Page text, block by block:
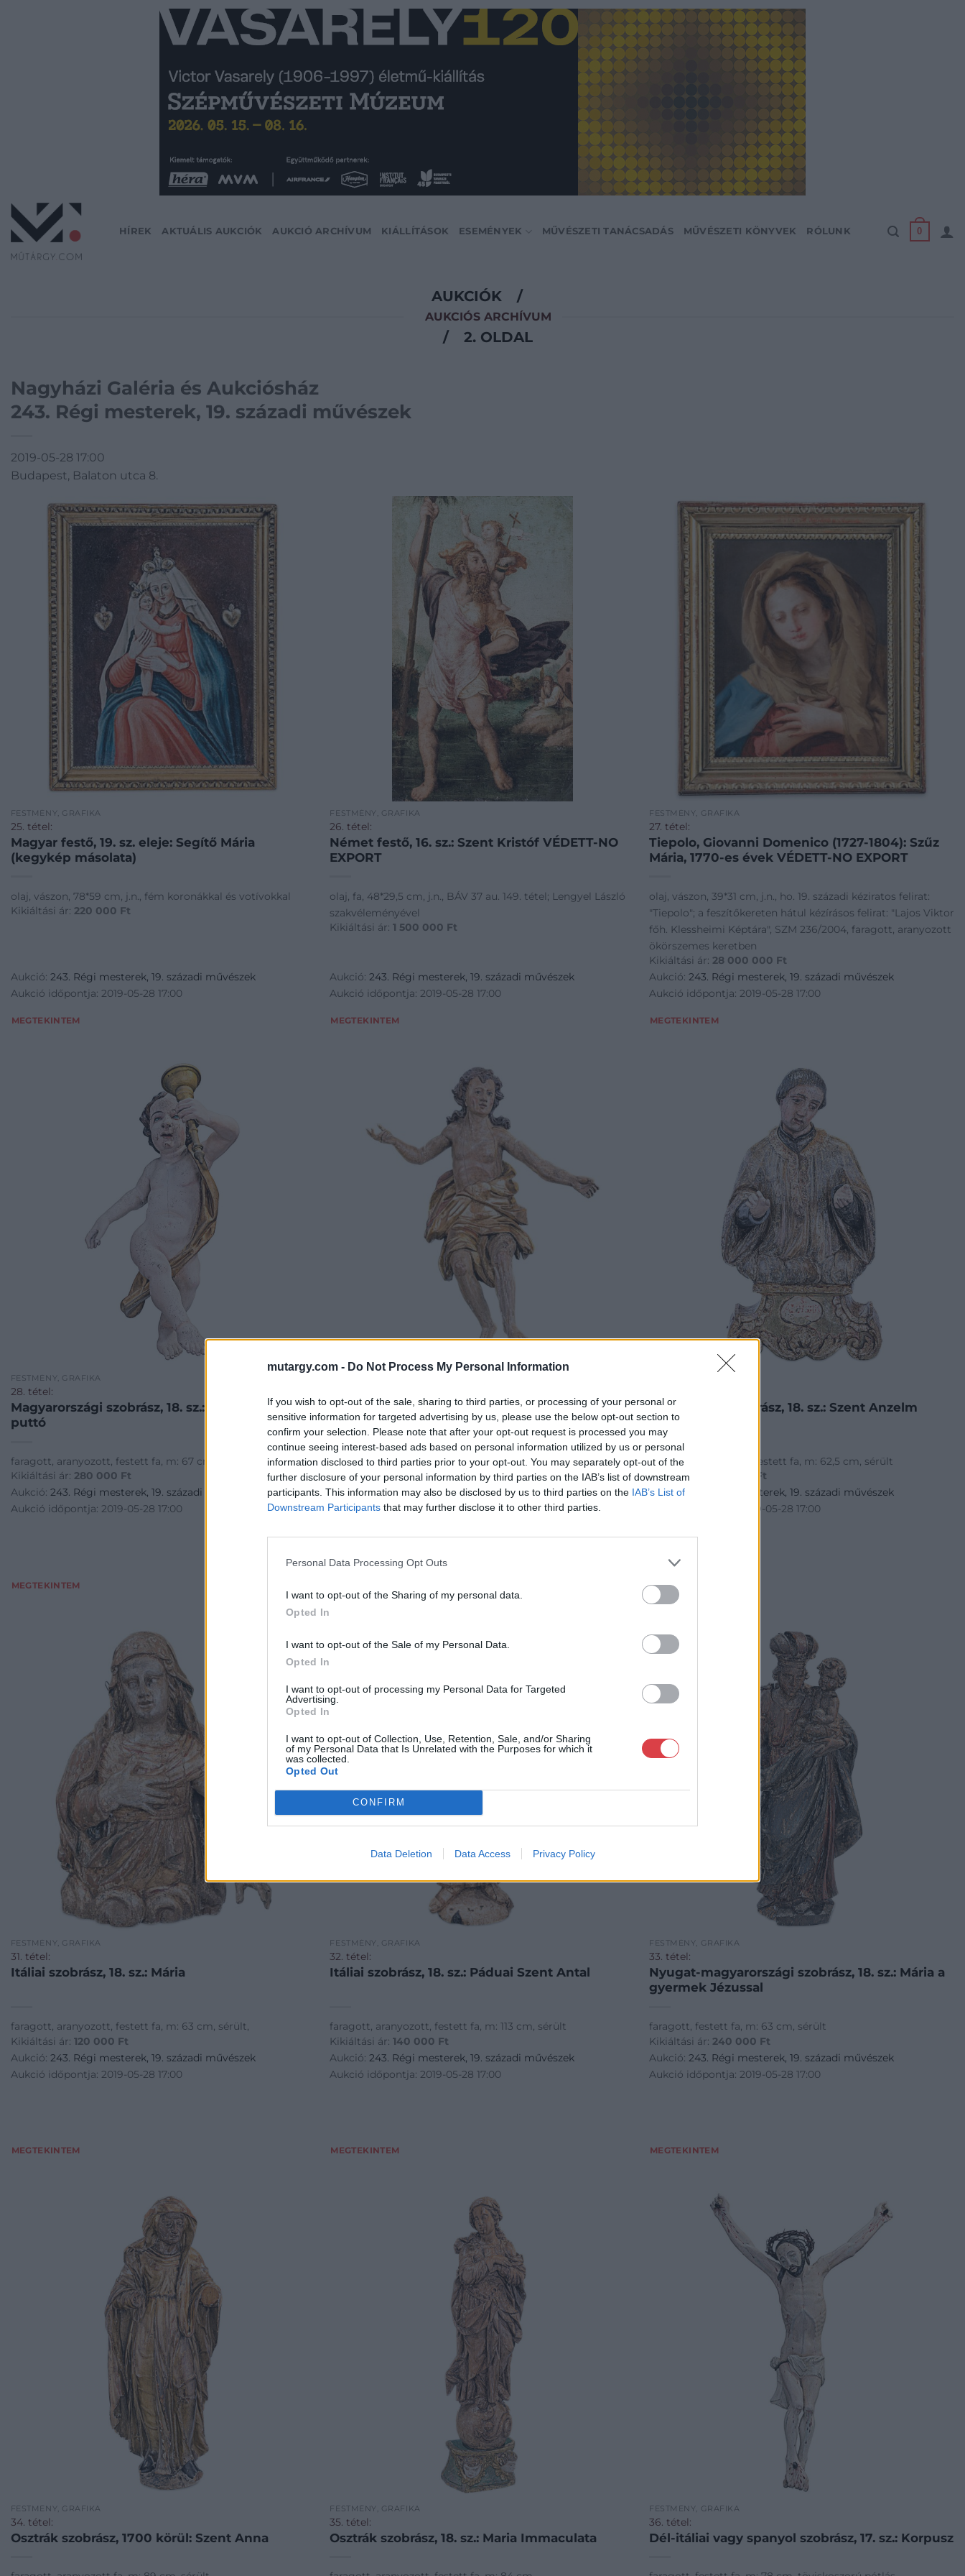
mutargy.com - Do Not Process My Personal Information
If you wish to opt-out of the sale, sharing to third parties, or processing of your personal or
sensitive information for targeted advertising by us, please use the below opt-out section to
confirm your selection. Please note that after your opt-out request is processed you may
continue seeing interest-based ads based on personal information utilized by us or personal
information disclosed to third parties prior to your opt-out. You may separately opt-out of the
further disclosure of your personal information by third parties on the IAB’s list of downstream
participants. This information may also be disclosed by us to third parties on the IAB’s List of
Downstream Participants that may further disclose it to other third parties.
Personal Data Processing Opt Outs
I want to opt-out of the Sharing of my personal data.
Opted In
I want to opt-out of the Sale of my Personal Data.
Opted In
I want to opt-out of processing my Personal Data for Targeted
Advertising.
Opted In
I want to opt-out of Collection, Use, Retention, Sale, and/or Sharing
of my Personal Data that Is Unrelated with the Purposes for which it
was collected.
Opted Out
CONFIRM
Data Deletion Data Access Privacy Policy
HÍREK AKTUÁLIS AUKCIÓK AUKCIÓ ARCHÍVUM KIÁLLÍTÁSOK ESEMÉNYEK MŰVÉSZETI TANÁCSADÁS MŰVÉSZETI KÖNYVEK RÓLUNK 0
AUKCIÓK /
AUKCIÓS ARCHÍVUM
/ 2. OLDAL
Nagyházi Galéria és Aukciósház
243. Régi mesterek, 19. századi művészek
2019-05-28 17:00
Budapest, Balaton utca 8.
FESTMÉNY, GRAFIKA
25. tétel:
Magyar festő, 19. sz. eleje: Segítő Mária
(kegykép másolata)
olaj, vászon, 78*59 cm, j.n., fém koronákkal és votívokkal
Kikiáltási ár: 220 000 Ft
Aukció: 243. Régi mesterek, 19. századi művészek
Aukció időpontja: 2019-05-28 17:00
MEGTEKINTEM
FESTMÉNY, GRAFIKA
26. tétel:
Német festő, 16. sz.: Szent Kristóf VÉDETT-NO
EXPORT
olaj, fa, 48*29,5 cm, j.n., BÁV 37 au. 149. tétel; Lengyel László
szakvéleményével
Kikiáltási ár:1 500 000 Ft
Aukció:243. Régi mesterek, 19. századi művészek
Aukció időpontja: 2019-05-28 17:00
MEGTEKINTEM
FESTMÉNY, GRAFIKA
27. tétel:
Tiepolo, Giovanni Domenico (1727-1804): Szűz
Mária, 1770-es évek VÉDETT-NO EXPORT
olaj, vászon, 39*31 cm, j.n., ho. 19. századi kéziratos felirat:
"Tiepolo"; a feszítőkereten hátul kézírásos felirat: "Lajos Viktor
főh. Klessheimi Képtára", SZM 236/2004, faragott, aranyozott
ökörszemes keretben
Kikiáltási ár: 28 000 000 Ft
Aukció:243. Régi mesterek, 19. századi művészek
Aukció időpontja: 2019-05-28 17:00
MEGTEKINTEM
FESTMÉNY, GRAFIKA
28. tétel:
Magyarországi szobrász, 18. sz.: Fáklyát tartó
puttó
faragott, aranyozott, festett fa, m: 67 cm
Kikiáltási ár: 280 000 Ft
Aukció: 243. Régi mesterek, 19. századi művészek
Aukció időpontja: 2019-05-28 17:00
MEGTEKINTEM
Nyugat-magyarországi szobrász, 18. sz.:
Feltámadt Krisztus
faragott, aranyozott, festett fa, m: 87 cm, sérült, restaurált
Kikiáltási ár:380 000Ft
Aukció:243. Régi mesterek, 19. századi művészek
Aukció időpontja: 2019-05-28 17:00
Észak-itáliai szobrász, 18. sz.: Szent Anzelm
faragott, aranyozott, festett fa, m: 62,5 cm, sérült
Kikiáltási ár:
Ft
Aukció:
243. Régi mesterek, 19. századi művészek
Aukció időpontja: 2019-05-28 17:00
MEGTEKINTEM
FESTMÉNY, GRAFIKA
31. tétel:
Itáliai szobrász, 18. sz.: Mária
faragott, aranyozott, festett fa, m: 63 cm, sérült,
Kikiáltási ár: 120 000 Ft
Aukció: 243. Régi mesterek, 19. századi művészek
Aukció időpontja: 2019-05-28 17:00
MEGTEKINTEM
FESTMÉNY, GRAFIKA
32. tétel:
Itáliai szobrász, 18. sz.: Páduai Szent Antal
faragott, aranyozott, festett fa, m: 113 cm, sérült
Kikiáltási ár:140 000 Ft
Aukció:243. Régi mesterek, 19. századi művészek
Aukció időpontja: 2019-05-28 17:00
MEGTEKINTEM
FESTMÉNY, GRAFIKA
33. tétel:
Nyugat-magyarországi szobrász, 18. sz.: Mária a
gyermek Jézussal
faragott, festett fa, m: 63 cm, sérült
Kikiáltási ár: 240 000 Ft
Aukció:243. Régi mesterek, 19. századi művészek
Aukció időpontja: 2019-05-28 17:00
MEGTEKINTEM
FESTMÉNY, GRAFIKA
34. tétel:
Osztrák szobrász, 1700 körül: Szent Anna
FESTMÉNY, GRAFIKA
35. tétel:
Osztrák szobrász, 18. sz.: Maria Immaculata
FESTMÉNY, GRAFIKA
36. tétel:
Dél-itáliai vagy spanyol szobrász, 17. sz.: Korpusz